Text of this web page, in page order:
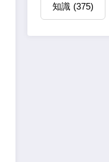
知識 (375)